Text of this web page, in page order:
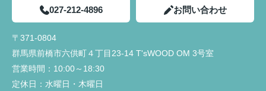
027-212-4896 お問い合わせ
〒371-0804
群馬県前橋市六供町４丁目23‐14 T'sWOOD OM 3号室
営業時間： 10:00～18:30
定休日： 水曜日・木曜日